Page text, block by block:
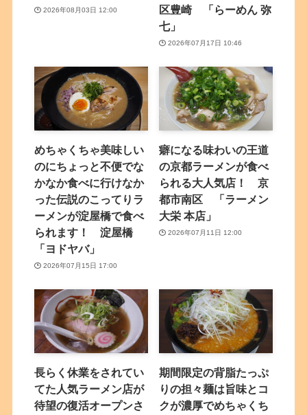
2026年08月03日 12:00
区豊崎 「らーめん 弥
七」
2026年07月17日 10:46
めちゃくちゃ美味しい
のにちょっと不便でな
かなか食べに行けなか
った伝説のこってりラ
ーメンが淀屋橋で食べ
られます！ 淀屋橋
「ヨドヤバ」
2026年07月15日 17:00
癖になる味わいの王道
の京都ラーメンが食べ
られる大人気店！ 京
都市南区 「ラーメン
大栄 本店」
2026年07月11日 12:00
長らく休業をされてい
てた人気ラーメン店が
待望の復活オープンさ
期間限定の背脂たっぷ
りの担々麺は旨味とコ
クが濃厚でめちゃくち